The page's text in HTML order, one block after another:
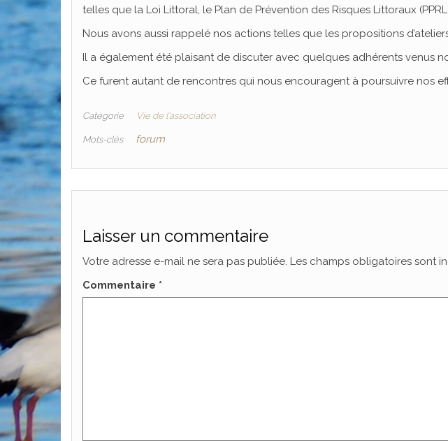
telles que la Loi Littoral, le Plan de Prévention des Risques Littoraux
Nous avons aussi rappelé nos actions telles que les propositions
Il a également été plaisant de discuter avec quelques adhérents venus
Ce furent autant de rencontres qui nous encouragent à poursuivre nos
Catégorie Vie de l'association
Mots-clés forum
Laisser un commentaire
Votre adresse e-mail ne sera pas publiée. Les champs obligatoires sont
Commentaire *